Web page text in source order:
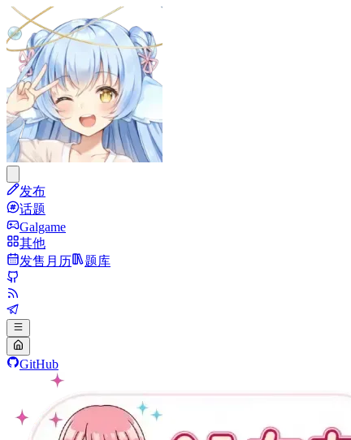
发布
话题
Galgame
其他
发售月历
题库
GitHub